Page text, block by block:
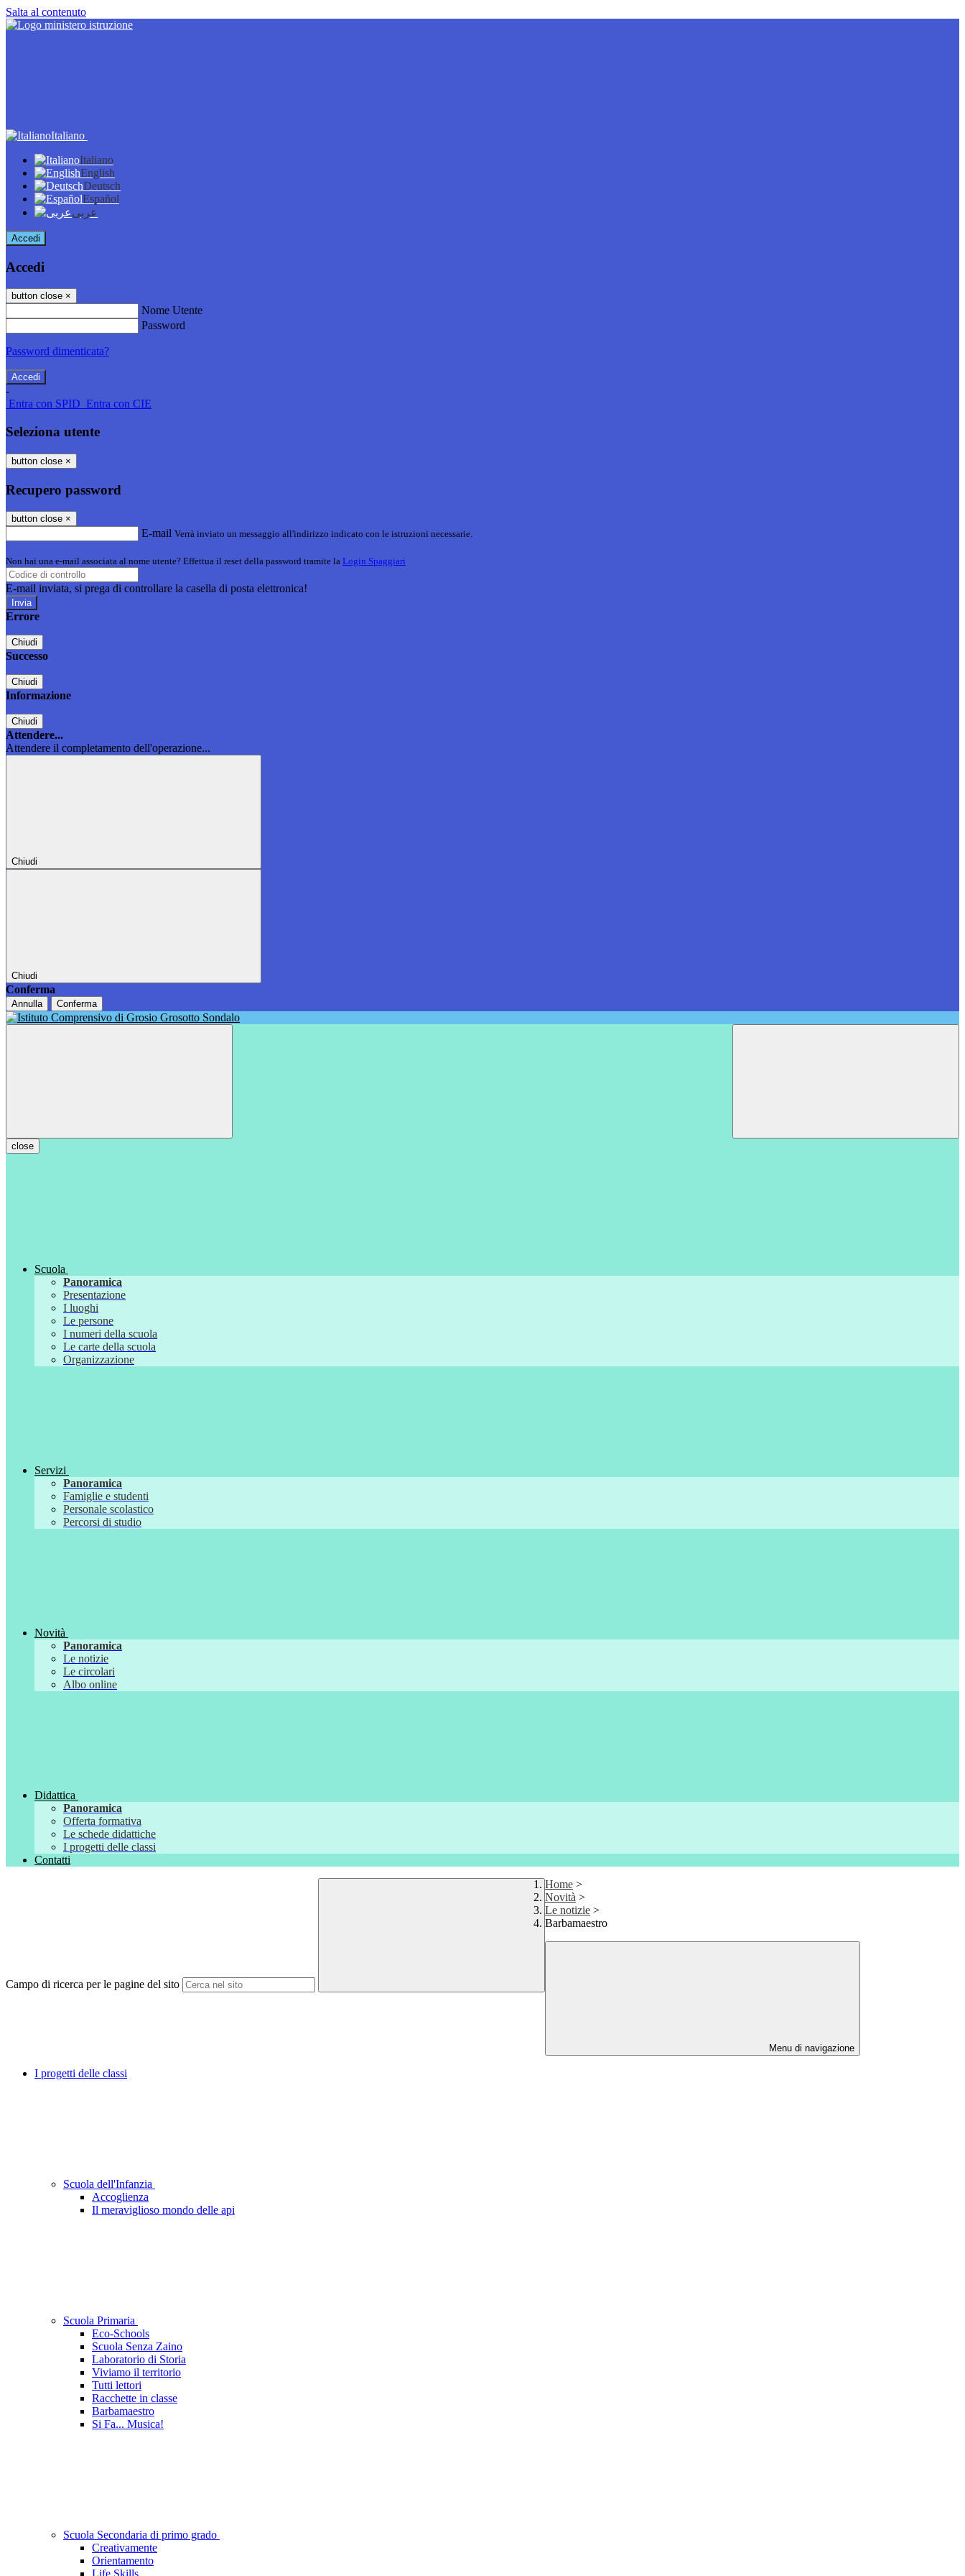
Salta al contenuto
Italiano
Italiano
English
Deutsch
Español
عربى
Accedi
Accedi
button close ×
Nome Utente
Password
Password dimenticata?
-
Entra con SPID Entra con CIE
Seleziona utente
button close ×
Recupero password
button close ×
E-mail Verrà inviato un messaggio all'indirizzo indicato con le istruzioni necessarie.
Non hai una e-mail associata al nome utente? Effettua il reset della password tramite la Login Spaggiari
E-mail inviata, si prega di controllare la casella di posta elettronica!
Errore
Chiudi
Successo
Chiudi
Informazione
Chiudi
Attendere...
Attendere il completamento dell'operazione...
Chiudi
Chiudi
Conferma
Annulla Conferma
close
Scuola
Panoramica
Presentazione
I luoghi
Le persone
I numeri della scuola
Le carte della scuola
Organizzazione
Servizi
Panoramica
Famiglie e studenti
Personale scolastico
Percorsi di studio
Novità
Panoramica
Le notizie
Le circolari
Albo online
Didattica
Panoramica
Offerta formativa
Le schede didattiche
I progetti delle classi
Contatti
Campo di ricerca per le pagine del sito
Home >
Novità >
Le notizie >
Barbamaestro
Menu di navigazione
I progetti delle classi
Scuola dell'Infanzia
Accoglienza
Il meraviglioso mondo delle api
Scuola Primaria
Eco-Schools
Scuola Senza Zaino
Laboratorio di Storia
Viviamo il territorio
Tutti lettori
Racchette in classe
Barbamaestro
Si Fa... Musica!
Scuola Secondaria di primo grado
Creativamente
Orientamento